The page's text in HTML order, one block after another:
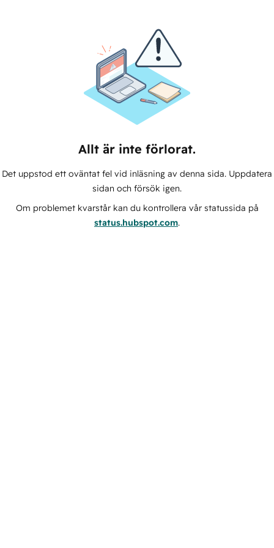
Allt är inte förlorat.
Det uppstod ett oväntat fel vid inläsning av denna sida. Uppdatera
sidan och försök igen.
Om problemet kvarstår kan du kontrollera vår statussida på
status.hubspot.com.